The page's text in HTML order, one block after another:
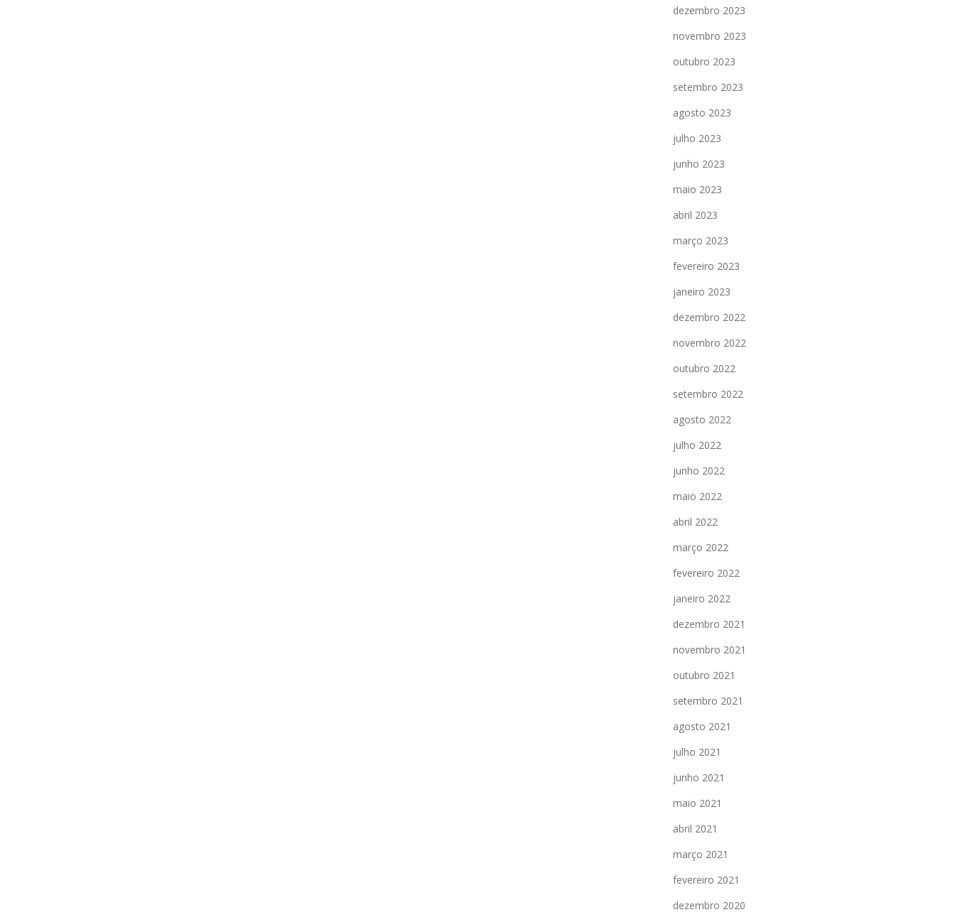
dezembro 2023
novembro 2023
outubro 2023
setembro 2023
agosto 2023
julho 2023
junho 2023
maio 2023
abril 2023
março 2023
fevereiro 2023
janeiro 2023
dezembro 2022
novembro 2022
outubro 2022
setembro 2022
agosto 2022
julho 2022
junho 2022
maio 2022
abril 2022
março 2022
fevereiro 2022
janeiro 2022
dezembro 2021
novembro 2021
outubro 2021
setembro 2021
agosto 2021
julho 2021
junho 2021
maio 2021
abril 2021
março 2021
fevereiro 2021
dezembro 2020